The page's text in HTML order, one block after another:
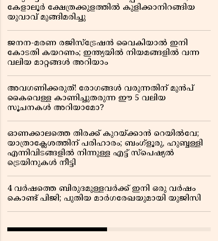
കേളാലൂർ ക്ഷേത്രക്കുളത്തിൽ കുളിക്കാനിറങ്ങിയ
യുവാവ് മുങ്ങിമരിച്ചു
ജനന-മരണ രജിസ്ട്രേഷൻ വൈകിയാൽ ഇനി
കോടതി കയറണം; ഇന്ത്യയിൽ നിയമങ്ങളിൽ വന്ന
വലിയ മാറ്റങ്ങൾ അറിയാം
അവഗണിക്കരുത്! രോഗങ്ങൾ വരുന്നതിന് മുൻപ്
കൈവെള്ള കാണിച്ചുതരുന്ന ഈ 5 വലിയ
സൂചനകൾ അറിയാമോ?
ഓണക്കാലത്തെ തിരക്ക് കുറയ്ക്കാൻ റെയിൽവേ;
യാത്രാക്ലേശത്തിന് പരിഹാരം; ബംഗ്ളൂരു, ഹുബ്ബള്ളി
എന്നിവിടങ്ങളിൽ നിന്നുള്ള എട്ട് സ്പെഷ്യൽ
ട്രെയിനുകൾ നീട്ടി
4 വർഷത്തെ ബിരുദമുള്ളവർക്ക് ഇനി ഒരു വർഷം
കൊണ്ട് പിജി; പുതിയ മാർഗരേഖയുമായി യുജിസി